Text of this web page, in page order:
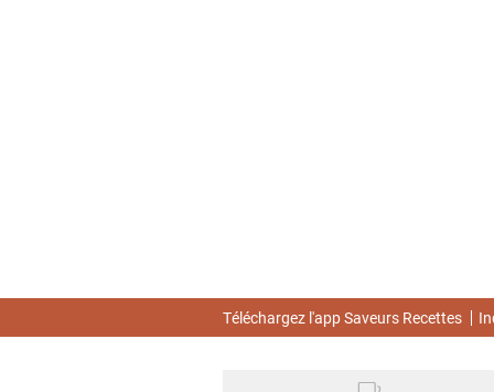
Téléchargez l'app Saveurs Recettes